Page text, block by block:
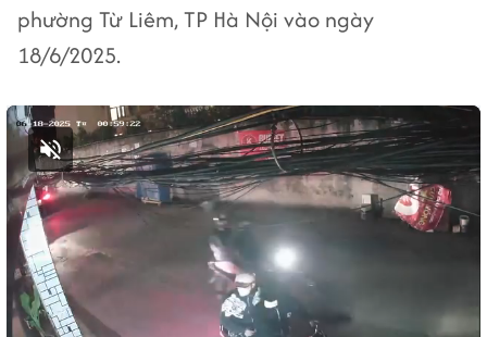
phường Từ Liêm, TP Hà Nội vào ngày
18/6/2025.
Bật tiếng